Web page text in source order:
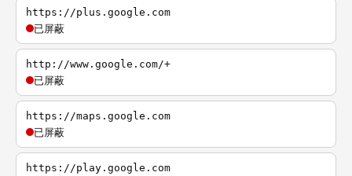
https://plus.google.com
已屏蔽
http://www.google.com/+
已屏蔽
https://maps.google.com
已屏蔽
https://play.google.com